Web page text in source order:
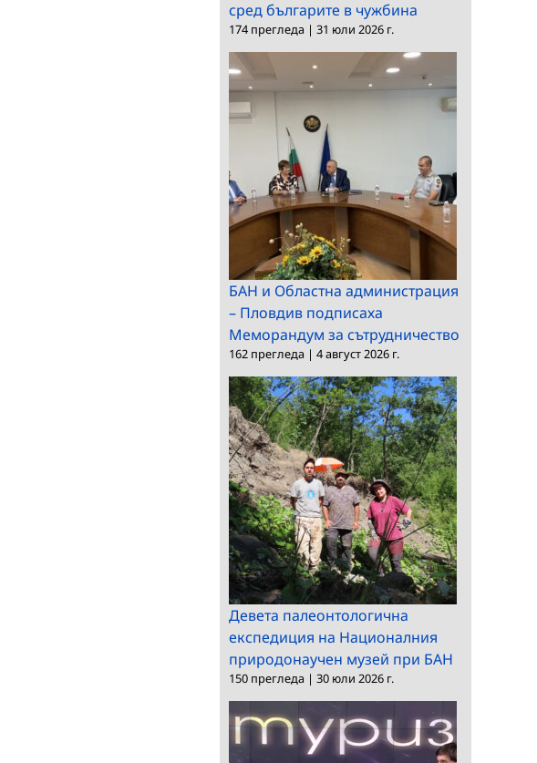
сред българите в чужбина
174 прегледа | 31 юли 2026 г.
БАН и Областна администрация
– Пловдив подписаха
Меморандум за сътрудничество
162 прегледа | 4 август 2026 г.
Девета палеонтологична
експедиция на Националния
природонаучен музей при БАН
150 прегледа | 30 юли 2026 г.